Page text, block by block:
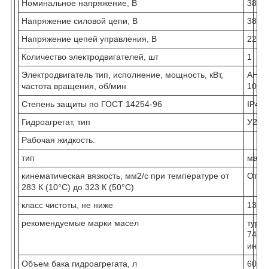
Номинальное напряжение, В
380
Напряжение силовой цепи, В
380
Напряжение цепей управления, В
220
Количество электродвигателей, шт
1
Электродвигатель тип, исполнение, мощность, кВт,
частота вращения, об/мин
1000
Степень защиты по ГОСТ 14254-96
IP43
Гидроагрегат, тип
Рабочая жидкость:
тип
кинематическая вязкость, мм2/с при температуре от
283 К (10°С) до 323 К (50°С)
От
класс чистоты, не ниже
13
рекомендуемые марки масел
74
Объем бака гидроагрегата, л
600